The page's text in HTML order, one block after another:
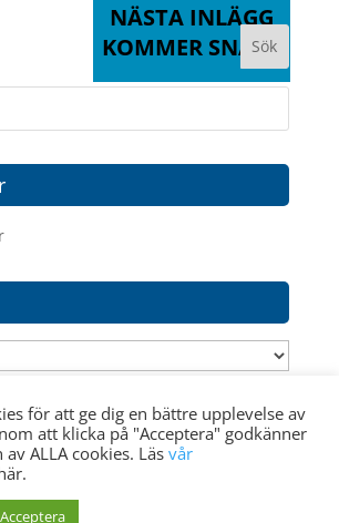
NÄSTA INLÄGG
KOMMER SNART
för att ge dig en bättre upplevelse av
att klicka på "Acceptera" godkänner
ALLA cookies. Läs vår
Acceptera